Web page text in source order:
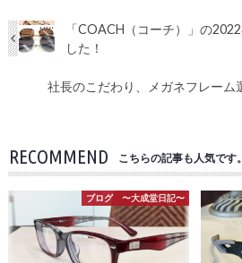
「COACH（コーチ）」の
した！
社長のこだわり、メガネフレーム
RECOMMEND こちらの記事も人気です。
ブログ 〜大成堂日記〜